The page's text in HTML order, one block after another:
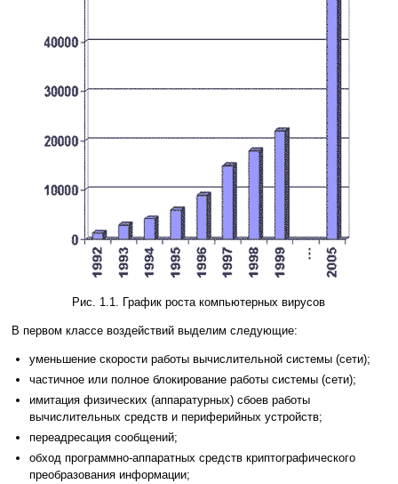
Рис. 1.1. График роста компьютерных вирусов
В первом классе воздействий выделим следующие:
уменьшение скорости работы вычислительной системы (сети);
частичное или полное блокирование работы системы (сети);
имитация физических (аппаратурных) сбоев работы
вычислительных средств и периферийных устройств;
переадресация сообщений;
обход программно-аппаратных средств криптографического
преобразования информации;